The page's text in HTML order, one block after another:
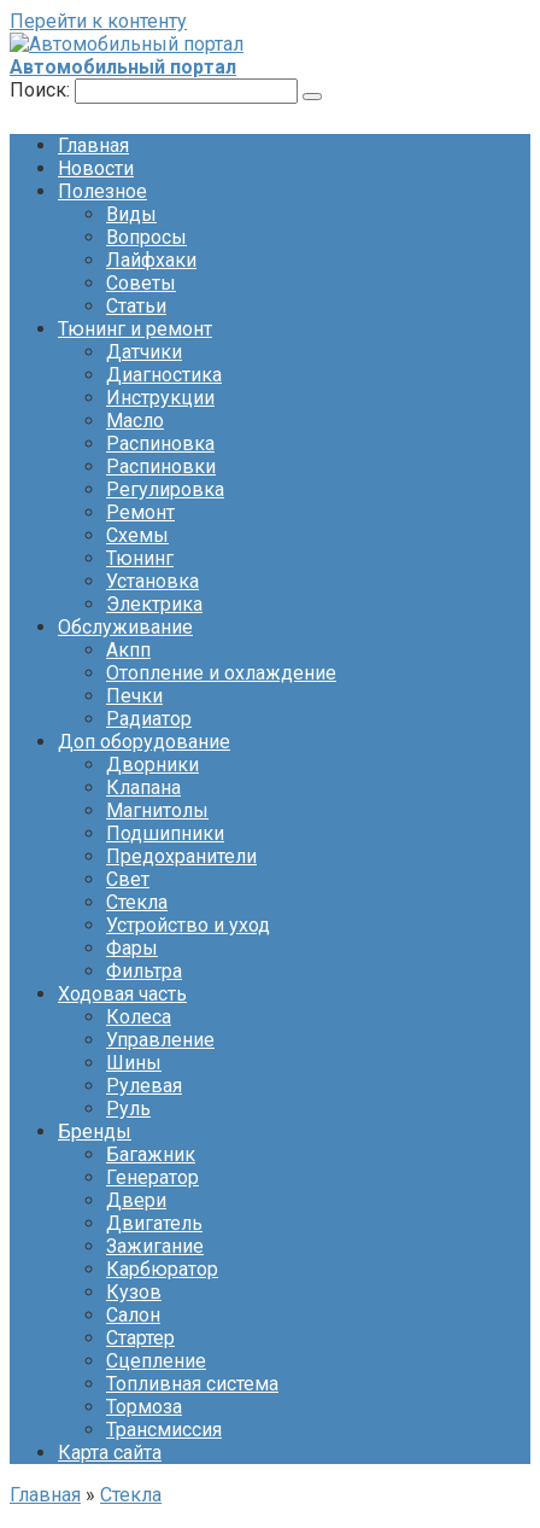
Перейти к контенту
Автомобильный портал
Поиск:
Главная
Новости
Полезное
Виды
Вопросы
Лайфхаки
Советы
Статьи
Тюнинг и ремонт
Датчики
Диагностика
Инструкции
Масло
Распиновка
Распиновки
Регулировка
Ремонт
Схемы
Тюнинг
Установка
Электрика
Обслуживание
Акпп
Отопление и охлаждение
Печки
Радиатор
Доп оборудование
Дворники
Клапана
Магнитолы
Подшипники
Предохранители
Свет
Стекла
Устройство и уход
Фары
Фильтра
Ходовая часть
Колеса
Управление
Шины
Рулевая
Руль
Бренды
Багажник
Генератор
Двери
Двигатель
Зажигание
Карбюратор
Кузов
Салон
Стартер
Сцепление
Топливная система
Тормоза
Трансмиссия
Карта сайта
Главная » Стекла